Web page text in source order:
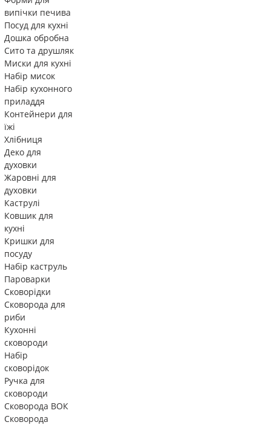
випічки печива
Посуд для кухні
Дошка обробна
Сито та друшляк
Миски для кухні
Набір мисок
Набір кухонного
приладдя
Контейнери для
їжі
Хлібниця
Деко для
духовки
Жаровні для
духовки
Каструлі
Ковшик для
кухні
Кришки для
посуду
Набір каструль
Пароварки
Сковорідки
Сковорода для
риби
Кухонні
сковороди
Набір
сковорідок
Ручка для
сковороди
Сковорода ВОК
Сковорода